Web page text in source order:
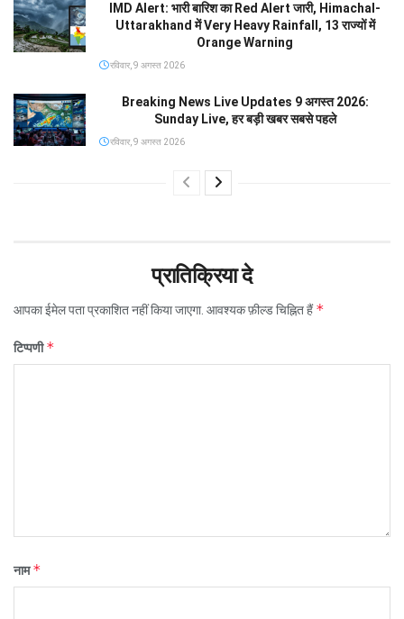
IMD Alert: भारी बारिश का Red Alert जारी, Himachal-
Uttarakhand में Very Heavy Rainfall, 13 राज्यों में
Orange Warning
रविवार, 9 अगस्त 2026
Breaking News Live Updates 9 अगस्त 2026:
Sunday Live, हर बड़ी खबर सबसे पहले
रविवार, 9 अगस्त 2026
प्रातिक्रिया दे
आपका ईमेल पता प्रकाशित नहीं किया जाएगा. आवश्यक फ़ील्ड चिह्नित हैं*
टिप्पणी*
नाम*